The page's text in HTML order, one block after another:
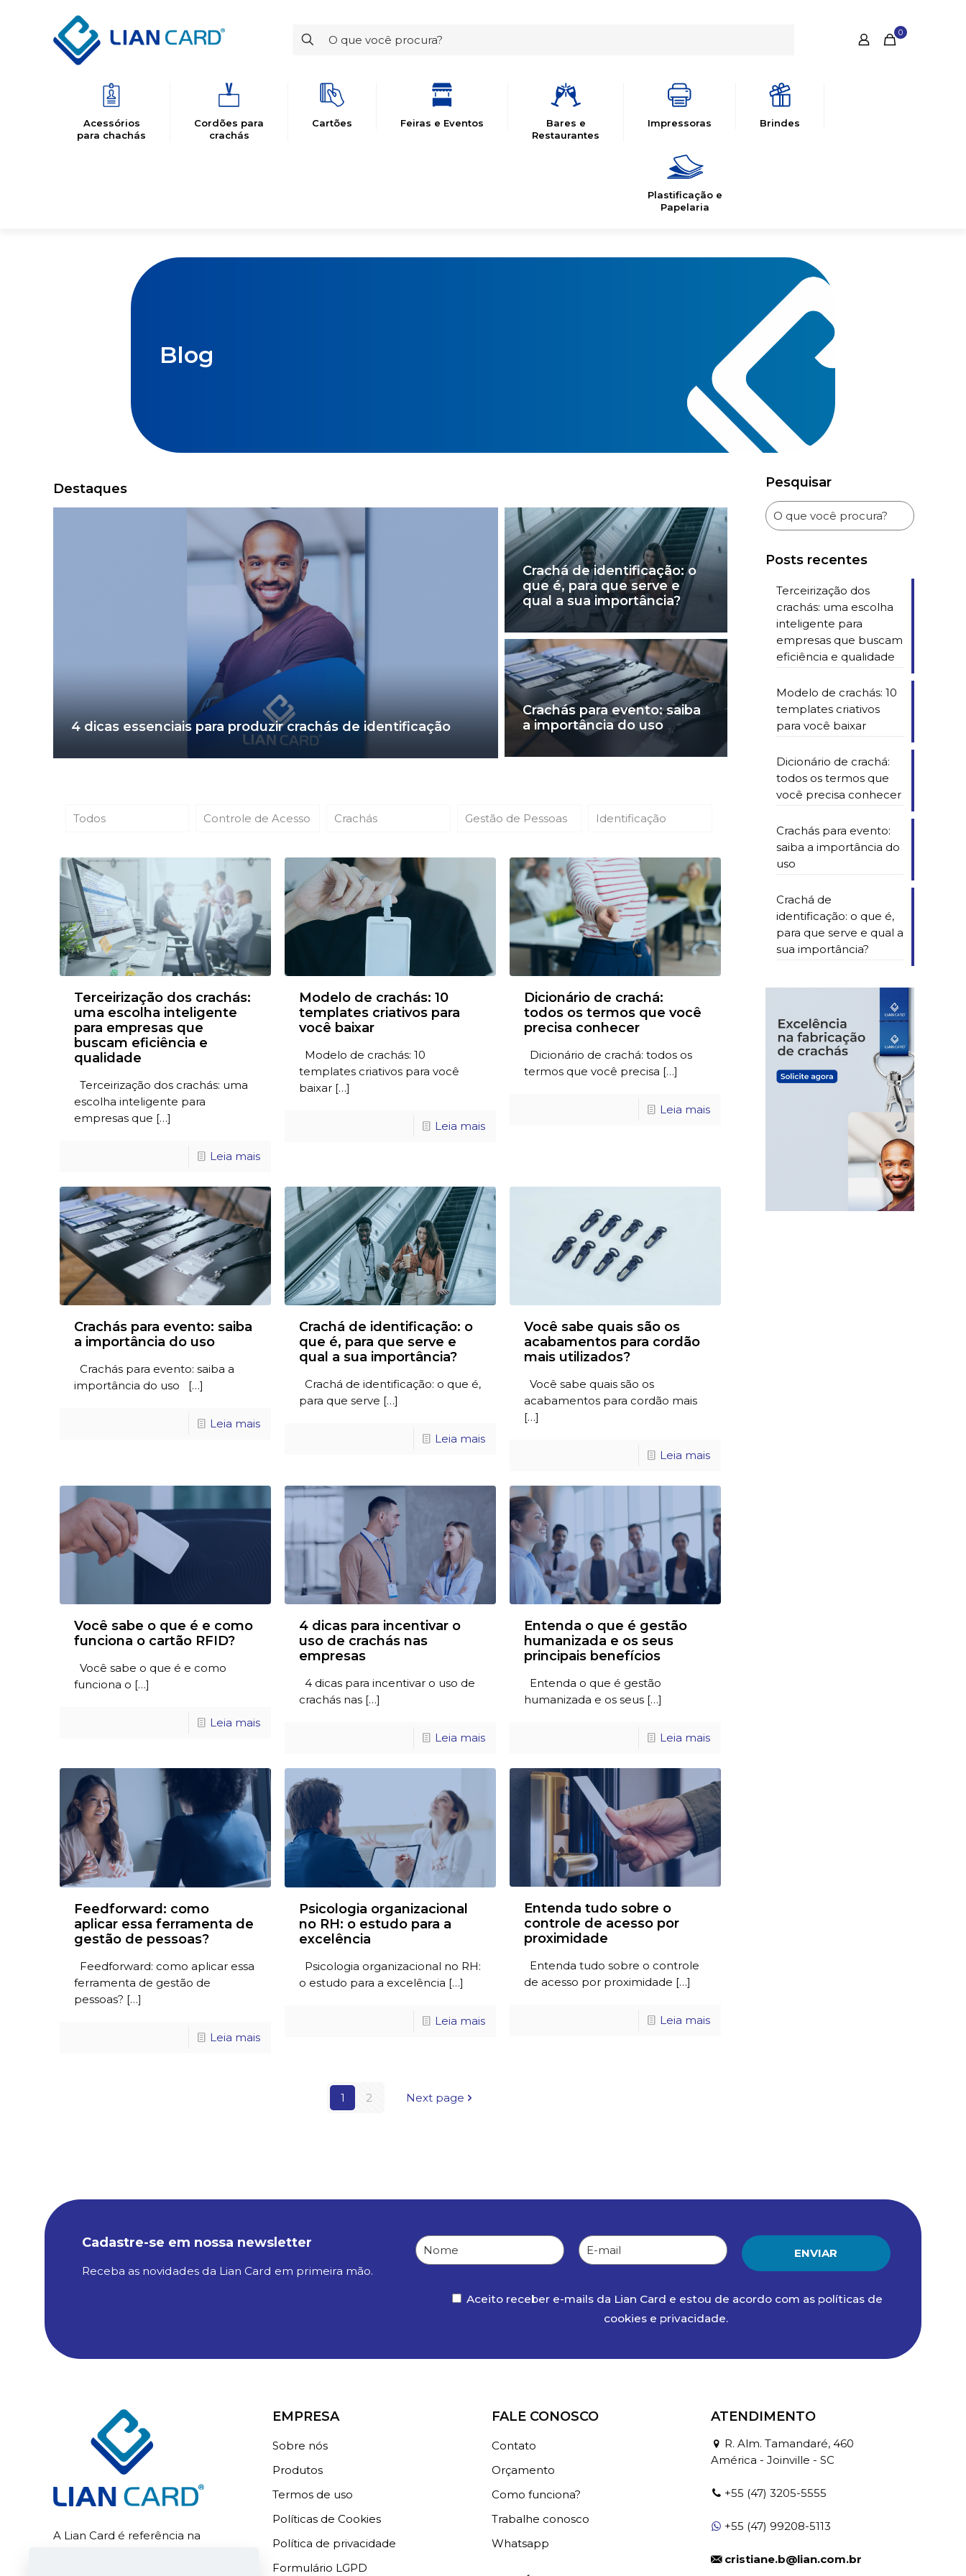
0
Acessórios
para chachás
Cordões para
crachás
Cartões Feiras e Eventos
Bares e
Restaurantes
Impressoras Brindes
Plastificação e
Papelaria
Blog
Destaques
4 dicas essenciais para produzir crachás de identificação
Crachá de identificação: o
que é, para que serve e
qual a sua importância?
Crachás para evento: saiba
a importância do uso
Todos Controle de Acesso Crachás Gestão de Pessoas Identificação
Terceirização dos crachás:
uma escolha inteligente
para empresas que
buscam eficiência e
qualidade
Terceirização dos crachás: uma
escolha inteligente para
empresas que […]
Leia mais
Modelo de crachás: 10
templates criativos para
você baixar
Modelo de crachás: 10
templates criativos para você
baixar […]
Leia mais
Dicionário de crachá:
todos os termos que você
precisa conhecer
Dicionário de crachá: todos os
termos que você precisa […]
Leia mais
Crachás para evento: saiba
a importância do uso
Crachás para evento: saiba a
importância do uso
[…]
Leia mais
Crachá de identificação: o
que é, para que serve e
qual a sua importância?
Crachá de identificação: o que é,
para que serve […]
Leia mais
Você sabe quais são os
acabamentos para cordão
mais utilizados?
Você sabe quais são os
acabamentos para cordão mais
[…]
Leia mais
Você sabe o que é e como
funciona o cartão RFID?
Você sabe o que é e como
funciona o […]
Leia mais
4 dicas para incentivar o
uso de crachás nas
empresas
4 dicas para incentivar o uso de
crachás nas […]
Leia mais
Entenda o que é gestão
humanizada e os seus
principais benefícios
Entenda o que é gestão
humanizada e os seus[…]
Leia mais
Feedforward: como
aplicar essa ferramenta de
gestão de pessoas?
Feedforward: como aplicar essa
ferramenta de gestão de
pessoas? […]
Leia mais
Psicologia organizacional
no RH: o estudo para a
excelência
Psicologia organizacional no RH:
o estudo para a excelência […]
Leia mais
Entenda tudo sobre o
controle de acesso por
proximidade
Entenda tudo sobre o controle
de acesso por proximidade […]
Leia mais
1 2 Next page
Pesquisar
Posts recentes
Terceirização dos
crachás: uma escolha
inteligente para
empresas que buscam
eficiência e qualidade
Modelo de crachás: 10
templates criativos
para você baixar
Dicionário de crachá:
todos os termos que
você precisa conhecer
Crachás para evento:
saiba a importância do
uso
Crachá de
identificação: o que é,
para que serve e qual a
sua importância?
Cadastre-se em nossa newsletter
Receba as novidades da Lian Card em primeira mão.
Aceito receber e-mails da Lian Card e estou de acordo com as políticas de
cookies e privacidade.
A Lian Card é referência na
EMPRESA
Sobre nós
Produtos
Termos de uso
Políticas de Cookies
Política de privacidade
Formulário LGPD
FALE CONOSCO
Contato
Orçamento
Como funciona?
Trabalhe conosco
Whatsapp
ATENDIMENTO
R. Alm. Tamandaré, 460
América - Joinville - SC
+55 (47) 3205-5555
+55 (47) 99208-5113
cristiane.b@lian.com.br